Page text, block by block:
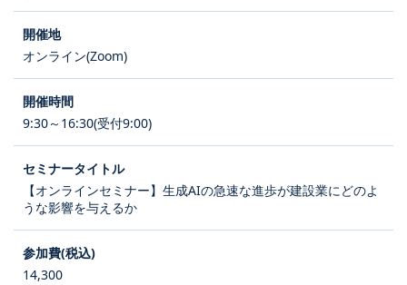
オンライン(Zoom)
9:30～16:30(受付9:00)
【オンラインセミナー】生成AIの急速な進歩が建設業にどのよ
うな影響を与えるか
14,300